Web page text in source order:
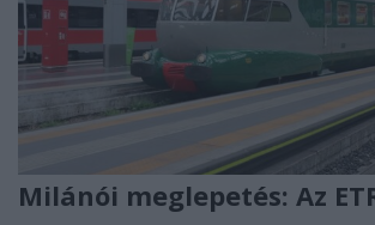
Milánói meglepetés: Az